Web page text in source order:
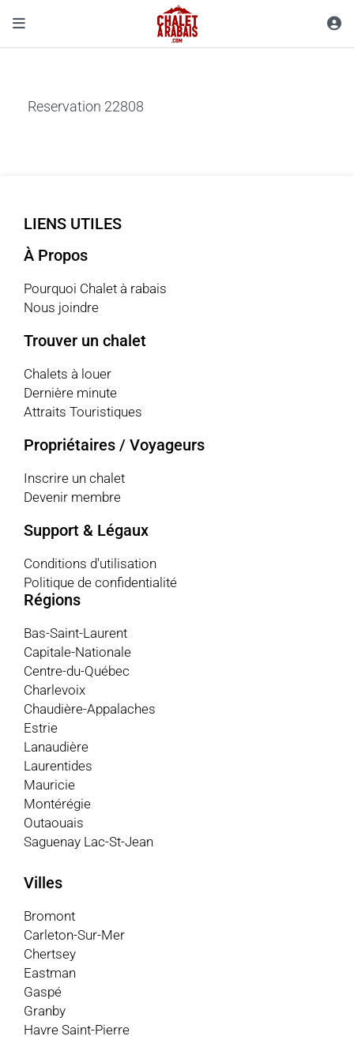
Reservation 22808
LIENS UTILES
À Propos
Pourquoi Chalet à rabais
Nous joindre
Trouver un chalet
Chalets à louer
Dernière minute
Attraits Touristiques
Propriétaires / Voyageurs
Inscrire un chalet
Devenir membre
Support & Légaux
Conditions d'utilisation
Politique de confidentialité
Régions
Bas-Saint-Laurent
Capitale-Nationale
Centre-du-Québec
Charlevoix
Chaudière-Appalaches
Estrie
Lanaudière
Laurentides
Mauricie
Montérégie
Outaouais
Saguenay Lac-St-Jean
Villes
Bromont
Carleton-Sur-Mer
Chertsey
Eastman
Gaspé
Granby
Havre Saint-Pierre